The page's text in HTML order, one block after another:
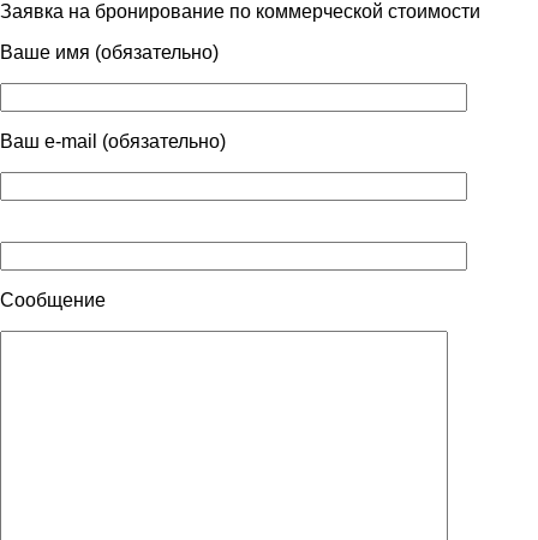
Заявка на бронирование по коммерческой стоимости
Ваше имя (обязательно)
Ваш e-mail (обязательно)
Сообщение